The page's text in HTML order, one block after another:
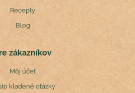
Recepty
Blog
zákazníkov
Môj účet
kladené otázky